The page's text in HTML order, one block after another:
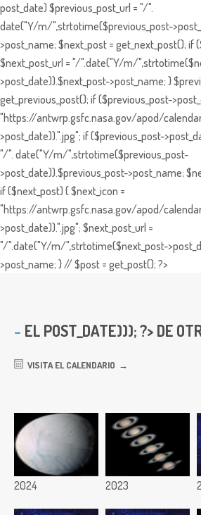
post_date) $previous_post_url = "/".
date("Y/m/",strtotime($previous_post-
>post_name; $next_post = get_next_post(); if
$next_post_url = "/".date("Y/m/
>post_date)).$next_post->post_name; }
get_previous_post(); if ($previous_post-
"https://antwrp.gsfc.nasa.gov/apod/
>post_date)).".jpg"; if ($previous_post-
"/". date("Y/m/",strtotime($previous_post-
>post_date)).$previous_post->post_name;
if ($next_post) { $next_icon =
"https://antwrp.gsfc.nasa.gov/apod/
>post_date)).".jpg"; $next_post_url =
"/".date("Y/m/",strtotime($next_post-
>post_name; } // $post = get_post(); ?>
EL POST_DATE))); ?> DE
VISITA EL CALENDARIO
2024 2023